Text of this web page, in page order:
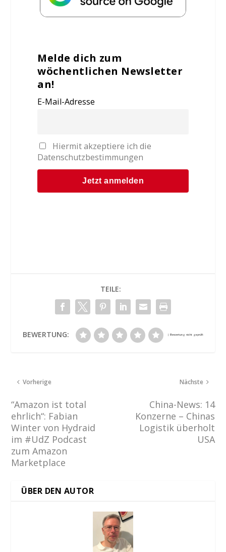
Melde dich zum
wöchentlichen Newsletter
an!
E-Mail-Adresse
Hiermit akzeptiere ich die
Datenschutzbestimmungen
TEILE:
BEWERTUNG:
Vorherige
“Amazon ist total
ehrlich“: Fabian
Winter von Hydraid
im #UdZ Podcast
zum Amazon
Marketplace
Nächste
China-News: 14
Konzerne – Chinas
Logistik überholt
USA
ÜBER DEN AUTOR